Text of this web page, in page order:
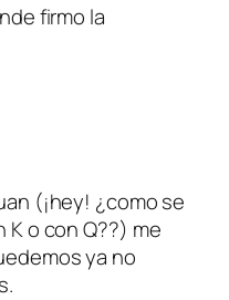
firmo la
(¡hey! ¿como se
o con Q??) me
ya no